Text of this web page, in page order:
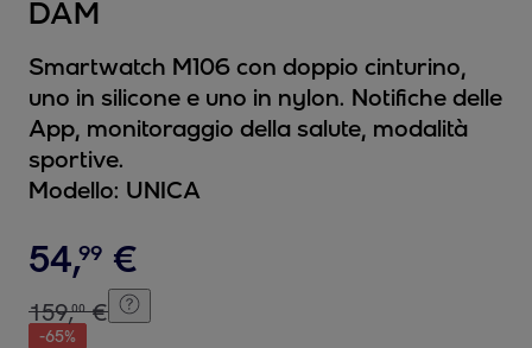
DAM
Smartwatch M106 con doppio cinturino,
uno in silicone e uno in nylon. Notifiche delle
App, monitoraggio della salute, modalità
sportive.
Modello: UNICA
54,99 €
159,00 €
-65%